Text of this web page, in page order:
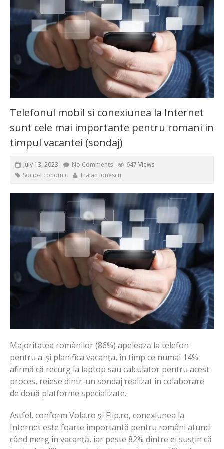
Telefonul mobil si conexiunea la Internet
sunt cele mai importante pentru romani in
timpul vacantei (sondaj)
July 13, 2023 No Comments
647 Views
Socio-Economic
Traian Ionescu
Majoritatea românilor (86%) apelează la telefon
pentru a-şi planifica vacanţa, în timp ce numai 14%
afirmă că recurg la laptop sau calculator pentru acest
proces, reiese dintr-un sondaj realizat în colaborare
de două platforme specializate.
Astfel, conform Vola.ro şi Flip.ro, conexiunea la
Internet este foarte importantă pentru români atunci
când merg în vacanţă, iar peste 82% dintre ei susţin că